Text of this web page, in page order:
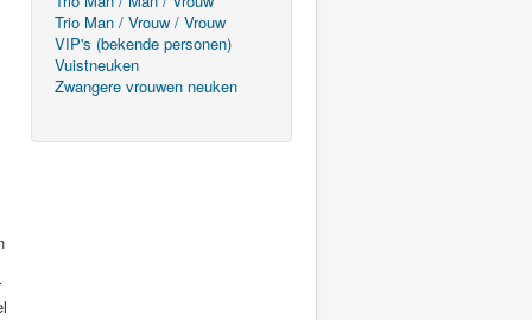
Trio Man / Vrouw / Vrouw
VIP's (bekende personen)
Vuistneuken
Zwangere vrouwen neuken